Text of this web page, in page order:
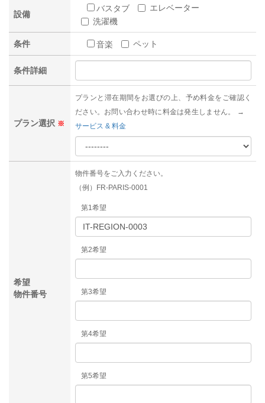
設備
バスタブ
エレベーター
洗濯機
条件 音楽 ペット
条件詳細
プラン選択 ※
プランと滞在期間をお選びの上、予め料金をご確認く
ださい。お問い合わせ時に料金は発生しません。 →
サービス & 料金
希望
物件番号
物件番号をご入力ください。
（例）FR-PARIS-0001
第1希望
第2希望
第3希望
第4希望
第5希望